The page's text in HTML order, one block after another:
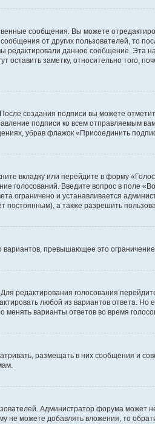
сообщения. Вы можете
от других пользователей, то
редактировали данное сообщение. Эта
заметку, относительно того,
создания подписи вы можете
подписи ко всем отправляемым
убрав флажок «Присоединить
вкладку или перейдите в форму
голосований. Введите вопрос в поле
ограничено и устанавливается
постоянным), а также разрешить
превышающее это
редактирования голосования
любой из вариантов ответа. Но
варианты ответов во время
размещать в них сообщения и
Администратор форума может
можете добавлять вложения, то